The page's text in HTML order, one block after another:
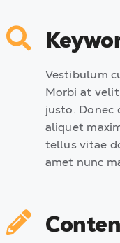
Vestibulum
Morbi at
justo. Donec
aliquet
tellus vitae
amet nunc